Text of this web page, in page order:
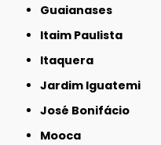
Guaianases
Itaim Paulista
Itaquera
Jardim Iguatemi
José Bonifácio
Mooca